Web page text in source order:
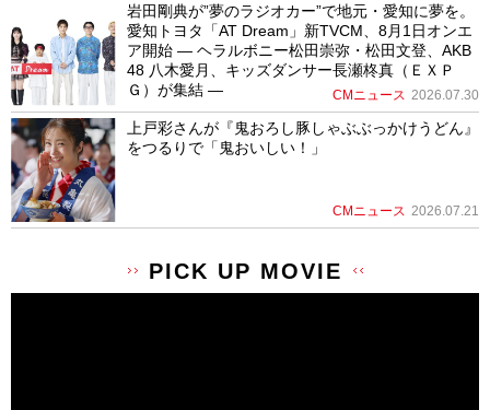
岩田剛典が”夢のラジオカー”で地元・愛知に夢を。
愛知トヨタ「AT Dream」新TVCM、8月1日オンエ
ア開始 ― ヘラルボニー松田崇弥・松田文登、AKB
48 八木愛月、キッズダンサー長瀬柊真（ＥＸＰ
Ｇ）が集結 ―
CMニュース 2026.07.30
上戸彩さんが『鬼おろし豚しゃぶぶっかけうどん』
をつるりで「鬼おいしい！」
CMニュース 2026.07.21
PICK UP MOVIE